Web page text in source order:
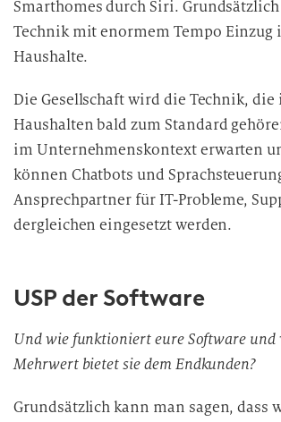
Smarthomes durch Siri.
Technik mit enormem Tempo Einzug
Haushalte.
Die Gesellschaft wird die Technik, die
Haushalten bald zum Standard
im Unternehmenskontext erwarten
können Chatbots und
Ansprechpartner für IT-Probleme,
dergleichen eingesetzt werden.
USP der Software
Und wie funktioniert eure Software und
Mehrwert bietet sie dem Endkunden?
Grundsätzlich kann man sagen, dass